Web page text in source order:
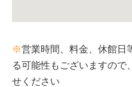
※営業時間、料金、休館日
る可能性もございますので
せください